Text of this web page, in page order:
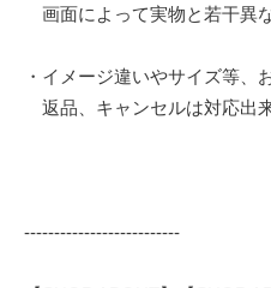
画面によって実物と若干異
・イメージ違いやサイズ等、
返品、キャンセルは対応出
--------------------------